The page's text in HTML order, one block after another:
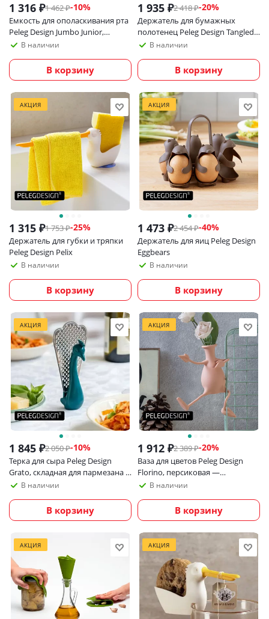
1 316 ₽1 462₽-10%
Емкость для ополаскивания рта
Peleg Design Jumbo Junior,
голубая
В наличии
В корзину
1 935 ₽2 418₽-20%
Держатель для бумажных
полотенец Peleg Design Tangled
Joe В наличии
В корзину
АКЦИЯ
1 315 ₽1 753₽-25%
Держатель для губки и тряпки
Peleg Design Pelix
В наличии
В корзину
АКЦИЯ
1 473 ₽2 454₽-40%
Держатель для яиц Peleg Design
Eggbears
В наличии
В корзину
АКЦИЯ
1 845 ₽2 050₽-10%
Терка для сыра Peleg Design
Grato, складная для пармезана и
твердых сыров
В наличии
В корзину
АКЦИЯ
1 912 ₽2 389₽-20%
Ваза для цветов Peleg Design
Florino, персиковая —
декоративная интерьерная ваза
В наличии
В корзину
АКЦИЯ АКЦИЯ